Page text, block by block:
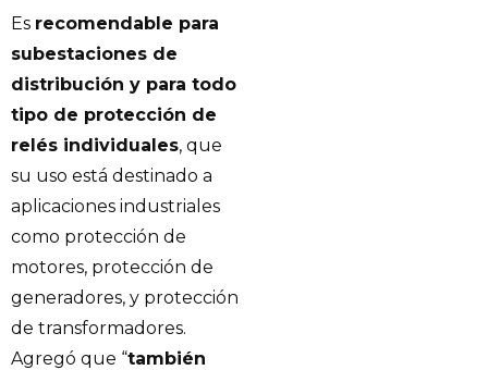
Es recomendable para
subestaciones de
distribución y para todo
tipo de protección de
relés individuales, que
su uso está destinado a
aplicaciones industriales
como protección de
motores, protección de
generadores, y protección
de transformadores.
Agregó que “también